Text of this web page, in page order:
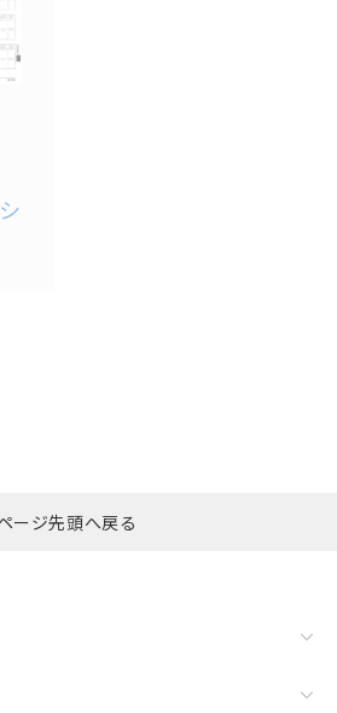
グを選択
ウンロード
ージ先頭へ戻る